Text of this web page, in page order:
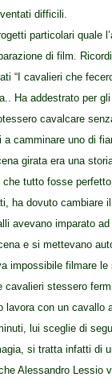
difficili.
particolari quale
di film.
“I cavalieri che
Ha addestrato per
cavalcare
camminare uno di
girata era una
tutto fosse
ha dovuto cambiare
avevano imparato ad
e si mettevano
impossibile filmare le
cavalieri stessero
lavora con un cavallo
lui sceglie di
si tratta infatti di
Alessandro Lessio